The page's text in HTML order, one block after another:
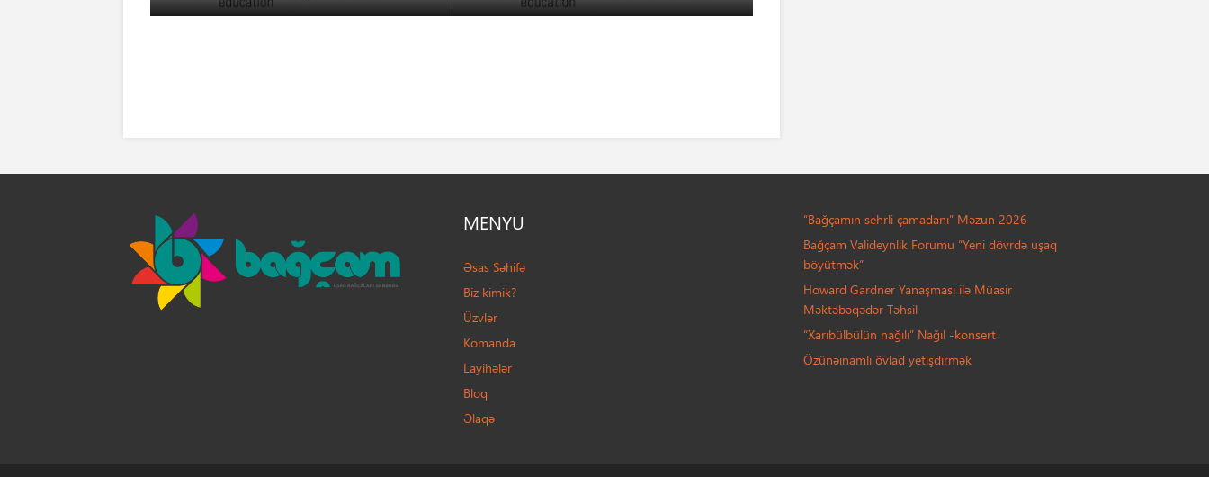
MENYU
Əsas Səhifə
Biz kimik?
Üzvlər
Komanda
Layihələr
Bloq
Əlaqə
“Bağçamın sehrli çamadanı” Məzun 2026
Bağçam Valideynlik Forumu “Yeni dövrdə uşaq
böyütmək”
Howard Gardner Yanaşması ilə Müasir
Məktəbəqədər Təhsil
“Xarıbülbülün nağılı” Nağıl -konsert
Özünəinamlı övlad yetişdirmək